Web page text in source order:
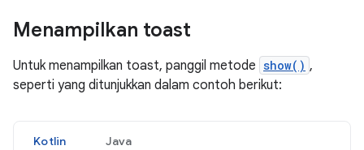
Menampilkan toast
Untuk menampilkan toast, panggil metode show() ,
seperti yang ditunjukkan dalam contoh berikut:
Kotlin Java